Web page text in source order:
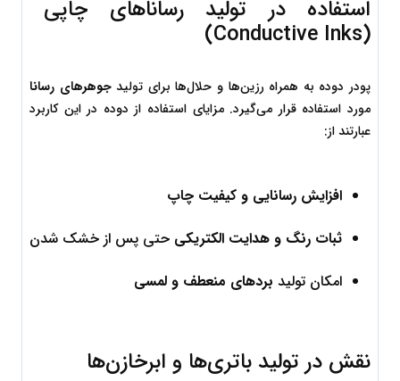
(Conductive Inks)
پودر دوده به همراه رزین‌ها و حلال‌ها برای تولید
جوهرهای رسانا
عبارتند از:
افزایش رسانایی و کیفیت چاپ
ثبات رنگ و هدایت الکتریکی حتی پس از خشک شدن
امکان تولید بردهای منعطف و لمسی
نقش در تولید باتری‌ها و ابرخازن‌ها